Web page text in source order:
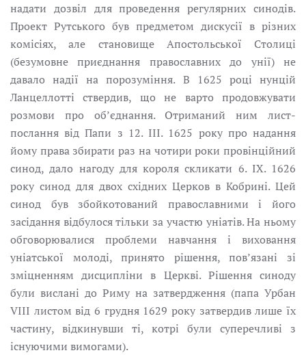
надати дозвіл для проведення регулярних синодів.
Проект Рутського був предметом дискусії в різних
комісіях, але становище Aпостольської Столиці
(безумовне приєднання православних до унії) не
давало надії на порозуміння. В 1625 pоці нунцій
Ланцеллотті ствердив, що не варто продовжувати
розмови про об’єднання. Отриманий ним лист-
послання від Папи з 12. III. 1625 pоку про надання
йому права збирати раз на чотири роки провінційний
синод, дало нагоду для короля скликати 6. IX. 1626
pоку синод для двох східних Церков в Кобрині. Цей
синод був збойкотований православними і його
засідання відбулося тільки за участю уніатів. На ньому
обговорювалися проблеми навчання і виховання
уніатської молоді, принято рішення, пов’язані зі
зміцненням дисципліни в Церкві. Рішення синоду
були вислані до Риму на затвердження (папа Урбан
VIII листом від 6 грудня 1629 pоку затвердив лише їх
частину, відкинувши ті, котрі були суперечливі з
існуючими вимогами).